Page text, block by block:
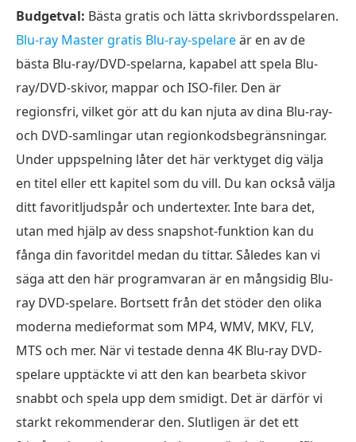
Budgetval: Bästa gratis och lätta skrivbordsspelaren.
Blu-ray Master gratis Blu-ray-spelareär en av de
bästa Blu-ray/DVD-spelarna, kapabel att spela Blu-
ray/DVD-skivor, mappar och ISO-filer. Den är
regionsfri, vilket gör att du kan njuta av dina Blu-ray-
och DVD-samlingar utan regionkodsbegränsningar.
Under uppspelning låter det här verktyget dig välja
en titel eller ett kapitel som du vill. Du kan också välja
ditt favoritljudspår och undertexter. Inte bara det,
utan med hjälp av dess snapshot-funktion kan du
fånga din favoritdel medan du tittar. Således kan vi
säga att den här programvaran är en mångsidig Blu-
ray DVD-spelare. Bortsett från det stöder den olika
moderna medieformat som MP4, WMV, MKV, FLV,
MTS och mer. När vi testade denna 4K Blu-ray DVD-
spelare upptäckte vi att den kan bearbeta skivor
snabbt och spela upp dem smidigt. Det är därför vi
starkt rekommenderar den. Slutligen är det ett